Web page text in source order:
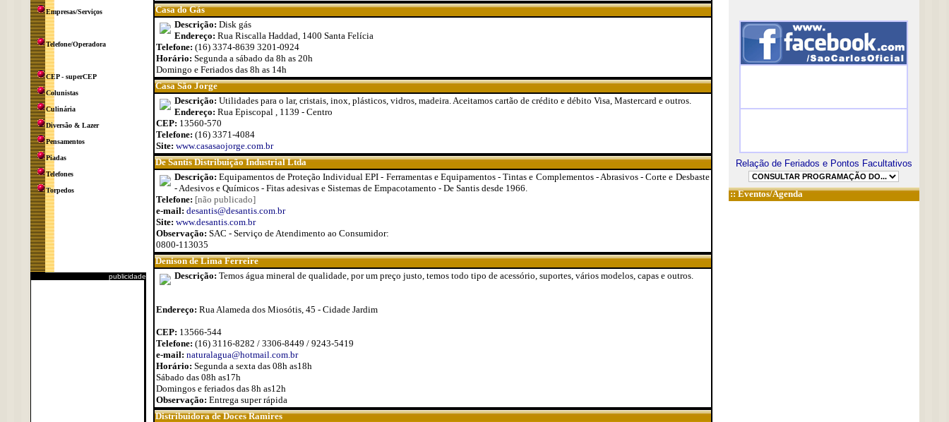
Empresas/Serviços
Telefone/Operadora
CEP - superCEP
Colunistas
Culinária
Diversão & Lazer
Pensamentos
Piadas
Telefones
Torpedos
publicidade
Casa do Gás
Descrição: Disk gás
Endereço: Rua Riscalla Haddad, 1400 Santa Felícia
Telefone: (16) 3374-8639 3201-0924
Horário: Segunda a sábado da 8h as 20h
Domingo e Feriados das 8h as 14h
Casa São Jorge
Descrição: Utilidades para o lar, cristais, inox, plásticos, vidros, madeira. Aceitamos cartão de crédito e débito Visa, Mastercard e outros.
Endereço: Rua Episcopal , 1139 - Centro
CEP: 13560-570
Telefone: (16) 3371-4084
Site: www.casasaojorge.com.br
De Santis Distribuição Industrial Ltda
Descrição: Equipamentos de Proteção Individual EPI - Ferramentas e Equipamentos - Tintas e Complementos - Abrasivos - Corte e Desbaste
- Adesivos e Químicos - Fitas adesivas e Sistemas de Empacotamento - De Santis desde 1966.
Telefone: [não publicado]
e-mail: desantis@desantis.com.br
Site: www.desantis.com.br
Observação: SAC - Serviço de Atendimento ao Consumidor:
0800-113035
Denison de Lima Ferreire
Descrição: Temos água mineral de qualidade, por um preço justo, temos todo tipo de acessório, suportes, vários modelos, capas e outros.
Endereço: Rua Alameda dos Miosótis, 45 - Cidade Jardim
CEP: 13566-544
Telefone: (16) 3116-8282 / 3306-8449 / 9243-5419
e-mail: naturalagua@hotmail.com.br
Horário: Segunda a sexta das 08h as18h
Sábado das 08h as17h
Domingos e feriados das 8h as12h
Observação: Entrega super rápida
Distribuidora de Doces Ramires
Relação de Feriados e Pontos Facultativos
::Eventos/Agenda